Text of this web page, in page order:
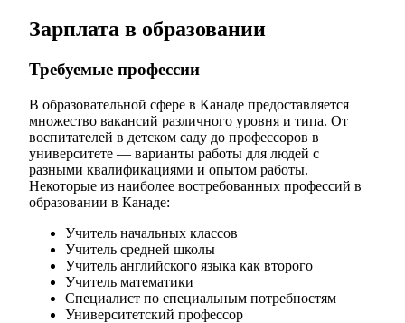
Зарплата в образовании
Требуемые профессии
В образовательной сфере в Канаде предоставляется
множество вакансий различного уровня и типа. От
воспитателей в детском саду до профессоров в
университете — варианты работы для людей с
разными квалификациями и опытом работы.
Некоторые из наиболее востребованных профессий в
образовании в Канаде:
Учитель начальных классов
Учитель средней школы
Учитель английского языка как второго
Учитель математики
Специалист по специальным потребностям
Университетский профессор